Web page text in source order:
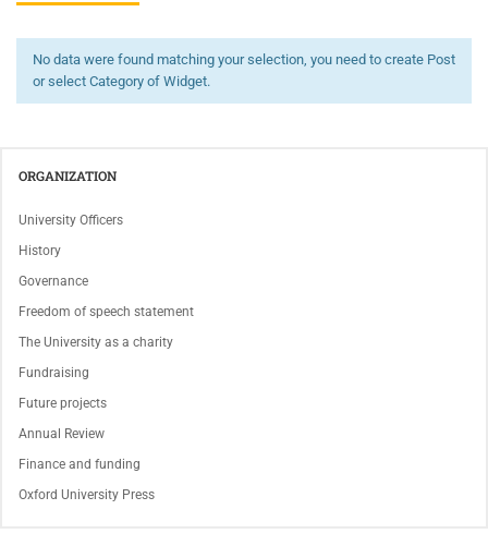
No data were found matching your selection, you need to create Post
or select Category of Widget.
ORGANIZATION
University Officers
History
Governance
Freedom of speech statement
The University as a charity
Fundraising
Future projects
Annual Review
Finance and funding
Oxford University Press